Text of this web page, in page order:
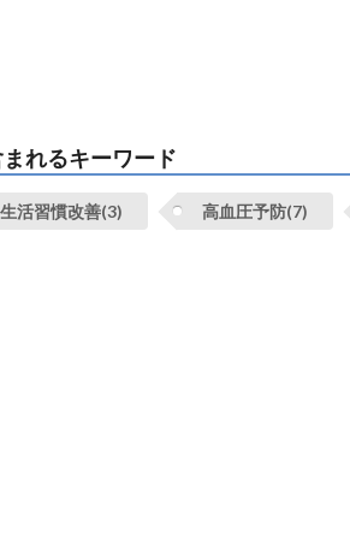
れるキーワード
生活習慣改善(3) 高血圧予防(7)